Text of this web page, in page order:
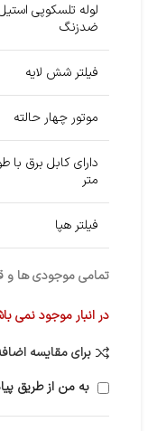
لوله تلسکوپی
ضدزنگ
فیلتر شش لایه
موتور چهار حالته
متر
فیلتر هپا
تمامی موجودی ها و
در انبار موجود نمی
برای مقایسه
به من از طریق